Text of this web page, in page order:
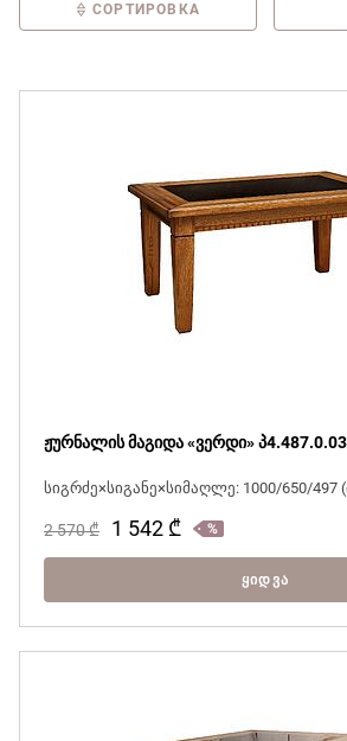
СОРТИРОВКА
ჟურნალის მაგიდა «ვერდი»
სიგრძე×სიგანე×სიმაღლე: 1000/650/497
2 570₾ 1 542 ₾
ᲧᲘᲓᲕᲐ